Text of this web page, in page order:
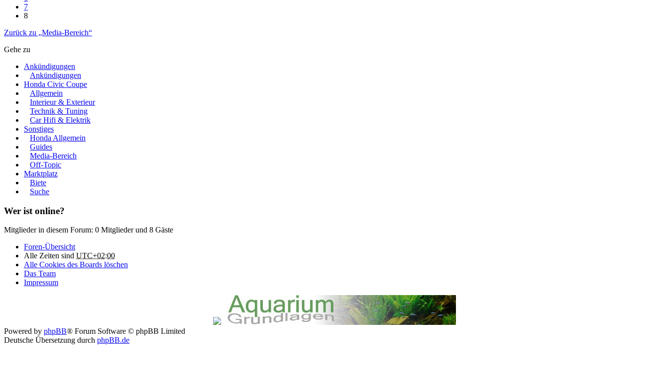
7
8
Zurück zu „Media-Bereich“
Gehe zu
Ankündigungen
Ankündigungen
Honda Civic Coupe
Allgemein
Interieur & Exterieur
Technik & Tuning
Car Hifi & Elektrik
Sonstiges
Honda Allgemein
Guides
Media-Bereich
Off-Topic
Marktplatz
Biete
Suche
Wer ist online?
Mitglieder in diesem Forum: 0 Mitglieder und 8 Gäste
Foren-Übersicht
Alle Zeiten sind UTC+02:00
Alle Cookies des Boards löschen
Das Team
Impressum
Powered by phpBB® Forum Software © phpBB Limited
Deutsche Übersetzung durch phpBB.de